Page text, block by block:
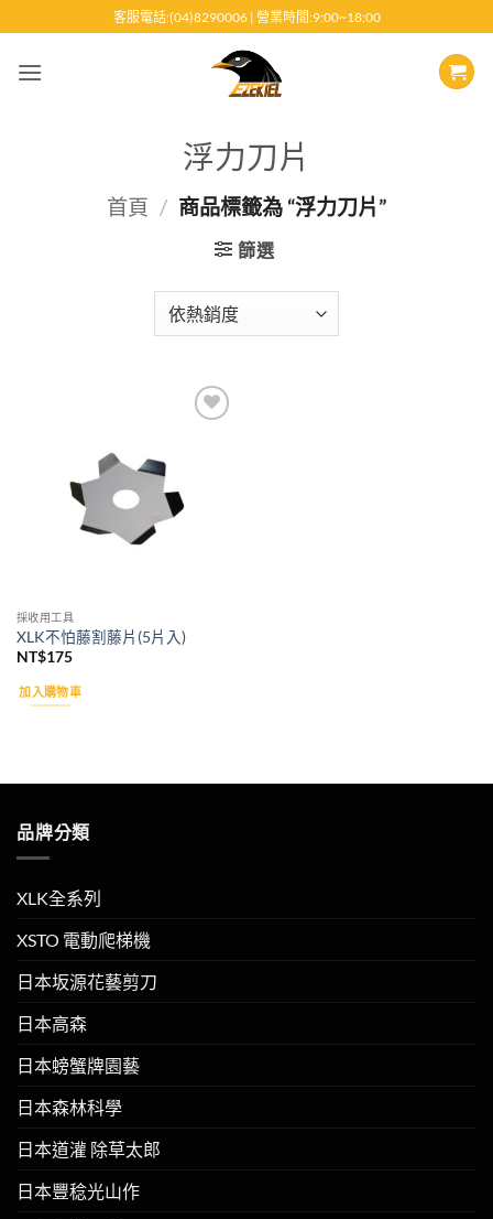
至
客服電話:(04)8290006 | 營業時間:9:00~18:00
浮力刀片
首頁 / 商品標籤為 “浮力刀片”
篩選
採收用工具
XLK不怕藤割藤片(5片入)
NT$175
加入購物車
品牌分類
XLK全系列
XSTO 電動爬梯機
日本坂源花藝剪刀
日本高森
日本螃蟹牌園藝
日本森林科學
日本道灌 除草太郎
日本豐稔光山作